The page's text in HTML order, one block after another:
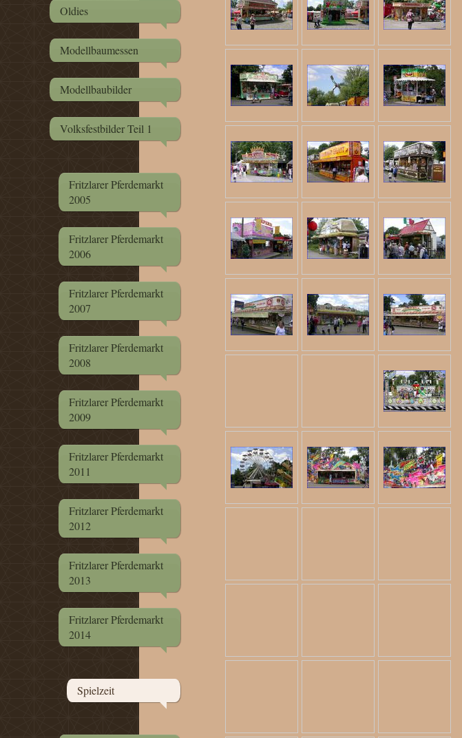
Oldies
Modellbaumessen
Modellbaubilder
Volksfestbilder Teil 1
Fritzlarer Pferdemarkt
2005
Fritzlarer Pferdemarkt
2006
Fritzlarer Pferdemarkt
2007
Fritzlarer Pferdemarkt
2008
Fritzlarer Pferdemarkt
2009
Fritzlarer Pferdemarkt
2011
Fritzlarer Pferdemarkt
2012
Fritzlarer Pferdemarkt
2013
Fritzlarer Pferdemarkt
2014
Spielzeit